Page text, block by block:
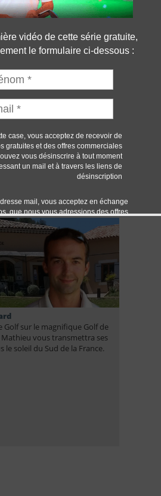
Titulaire du BPJEPS depuis
Titulaire du DEJEPS
d’entraîneur) Certifié Flow
2015
En
Golf sur le magnifique Golf de
Mathieu vous transmettra ses
le soleil du Sud de la France.
vidéo de cette série gratuite,
le formulaire ci-dessous :
case, vous acceptez de recevoir de
gratuites et des offres commerciales
vous désinscrire à tout moment
un mail et à travers les liens de
désinscription
mail, vous acceptez en échange
que nous vous adressions des offres
de formations de partenaires.
accéder aux 4 vidéos
gratuites
mail restera confidentielle.